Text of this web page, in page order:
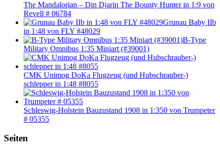
The Mandalorian – Din Djarin The Bounty Hunter in 1:9 von
Revell # 06784
Grunau Baby IIb
in 1:48 von FLY #48029
B-Type
Military Omnibus 1:35 Miniart (#39001)
CMK Unimog DoKa Flugzeug (und Hubschrauber-)
schlepper in 1:48 #8055
Schleswig-Holstein Bauzustand 1908 in 1:350 von Trumpeter
# 05355
Seiten